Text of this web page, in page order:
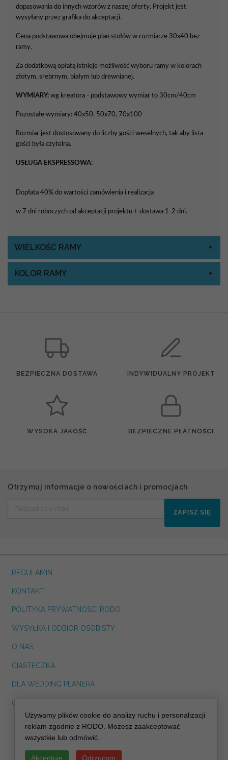
dopasowania do innych wzorów z naszej oferty. Projekt jest
wysyłany przez grafika do akceptacji.
Cena podstawowa obejmuje plan stołów w rozmiarze 30x40 bez
ramy.
Za dodatkową opłatą istnieje możliwość wyboru ramy w kolorach
złotym, srebrnym, białym lub drewnianej.
WYMIARY: wg kreatora - podstawowy wymiar to 30cm/40cm
Pozostałe wymiary: 40x50, 50x70, 70x100
Rozmiar jest dostosowany do liczby gości weselnych, tak aby lista
gości była czytelna.
USŁUGA EKSPRESSOWA:
Dopłata 40% do wartości zamówienia i realizacja
w 7 dni roboczych od akceptacji projektu + dostawa 1-2 dni.
WIELKOŚĆ RAMY
KOLOR RAMY
BEZPIECZNA DOSTAWA INDYWIDUALNY PROJEKT
WYSOKA JAKOŚĆ BEZPIECZNE PŁATNOŚCI
Otrzymuj informacje o nowościach i promocjach
ZAPISZ SIĘ
REGULAMIN
KONTAKT
POLITYKA PRYWATNOSCI RODO
WYSYŁKA I ODBIÓR OSOBISTY
O NAS
CIASTECZKA
DLA WEDDING PLANERA
dreskot.com
info@decoris.pl
Używamy plików cookie do analizy ruchu i personalizacji
reklam zgodnie z RODO. Możesz zaakceptować
wszystkie lub odmówić.
Akceptuję Odrzucam